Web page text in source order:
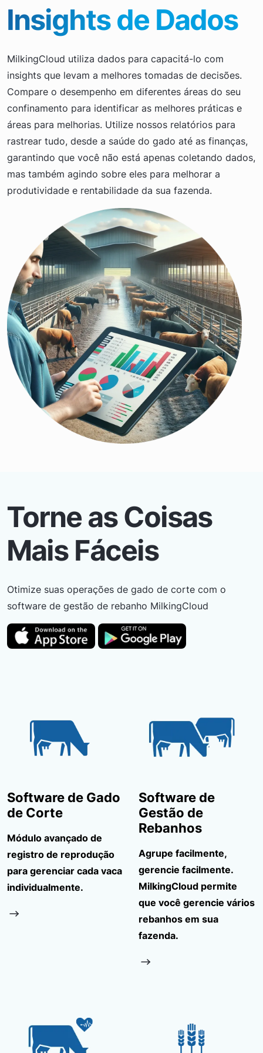
Insights de Dados
MilkingCloud utiliza dados para capacitá-lo com
insights que levam a melhores tomadas de decisões.
Compare o desempenho em diferentes áreas do seu
confinamento para identificar as melhores práticas e
áreas para melhorias. Utilize nossos relatórios para
rastrear tudo, desde a saúde do gado até as finanças,
garantindo que você não está apenas coletando dados,
mas também agindo sobre eles para melhorar a
produtividade e rentabilidade da sua fazenda.
Torne as Coisas
Mais Fáceis
Otimize suas operações de gado de corte com o
software de gestão de rebanho MilkingCloud
Software de Gado
de Corte
Módulo avançado de
registro de reprodução
para gerenciar cada vaca
individualmente.
Software de
Gestão de
Rebanhos
Agrupe facilmente,
gerencie facilmente.
MilkingCloud permite
que você gerencie vários
rebanhos em sua
fazenda.